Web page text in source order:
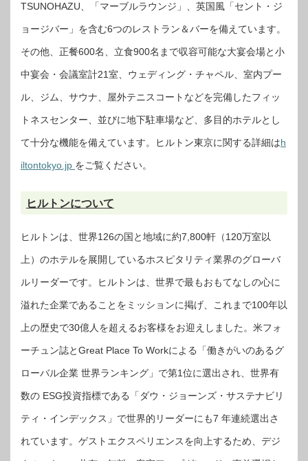
TSUNOHAZU、「マーブルラウンジ」、英国風「セント・ジ
ョージバー」を含む6つのレストラン＆バーを備えています。
その他、正餐600名、立食900名まで収容可能な大宴会場と小
中宴会・会議室計21室、ウェディング・チャペル、室内プー
ル、ジム、サウナ、屋外テニスコートなどを完備したフィッ
トネスセンター、並びに地下駐車場など、多目的ホテルとし
て十分な機能を備えています。ヒルトン東京に関する詳細はh
iltontokyo.jp をご覧ください。
ヒルトンについて
ヒルトンは、世界126の国と地域に約7,800軒（120万室以
上）のホテルを展開しているホスピタリティ業界のグローバ
ルリーダーです。ヒルトンは、世界で最もおもてなしの心に
溢れた企業であることをミッションに掲げ、これまで100年以
上の歴史で30億人を超えるお客様をお迎えしました。米フォ
ーチュン誌とGreat Place To Workによる「働きがいのあるグ
ローバル企業 世界ランキング」で第1位に選出され、世界有
数の ESG投資指標である「ダウ・ジョーンズ・サステナビリ
ティ・インデックス」で世界的リーダーにも7 年連続選出さ
れています。ゲストエクスペリエンスを向上するため、デジ